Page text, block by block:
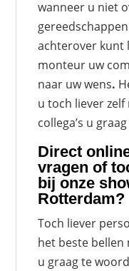
wanneer u niet
achterover kunt
monteur uw
naar uw wens.
u toch liever
collega’s u
Direct
vragen of
bij onze
Rotterdam?
Toch liever
het beste
u graag te